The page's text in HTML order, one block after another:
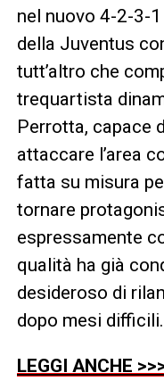
nel nuovo 4-2-3-
della Juventus
tutt’altro che
trequartista
Perrotta, capace
attaccare l’area
fatta su misura
tornare
espressamente
qualità ha già
desideroso di
dopo mesi difficili.
LEGGI ANCHE